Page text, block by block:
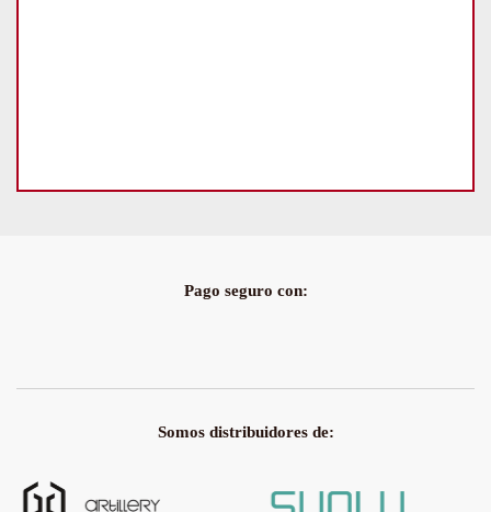
Pago seguro con:
Somos distribuidores de: